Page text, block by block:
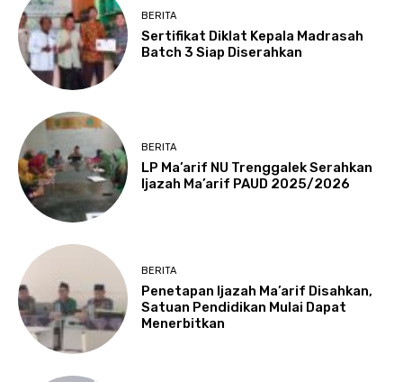
BERITA
Sertifikat Diklat Kepala Madrasah
Batch 3 Siap Diserahkan
BERITA
LP Ma’arif NU Trenggalek Serahkan
Ijazah Ma’arif PAUD 2025/2026
BERITA
Penetapan Ijazah Ma’arif Disahkan,
Satuan Pendidikan Mulai Dapat
Menerbitkan